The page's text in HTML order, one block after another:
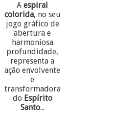
Aespiral
colorida, no seu
jogo gráfico de
abertura e
harmoniosa
profundidade,
representa a
ação envolvente
e
transformadora
do Espírito
Santo...